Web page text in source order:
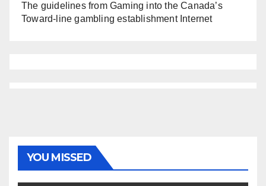
The guidelines from Gaming into the Canada’s
Toward-line gambling establishment Internet
YOU MISSED